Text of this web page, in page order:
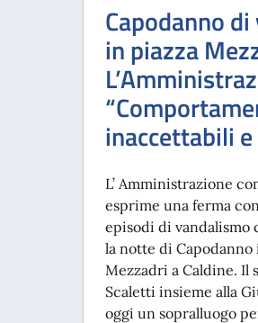
Capodanno
in piazza
inaccettabili
L’ Amministrazione
esprime una ferma
episodi di vandalismo
la notte di Capodanno
Mezzadri a Caldine. Il
Scaletti insieme alla
oggi un sopralluogo